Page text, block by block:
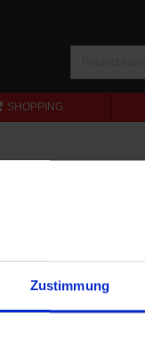
Zustimmung
SHOPPING